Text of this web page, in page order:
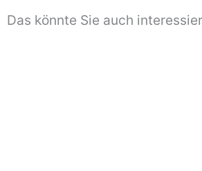
Das könnte Sie auch